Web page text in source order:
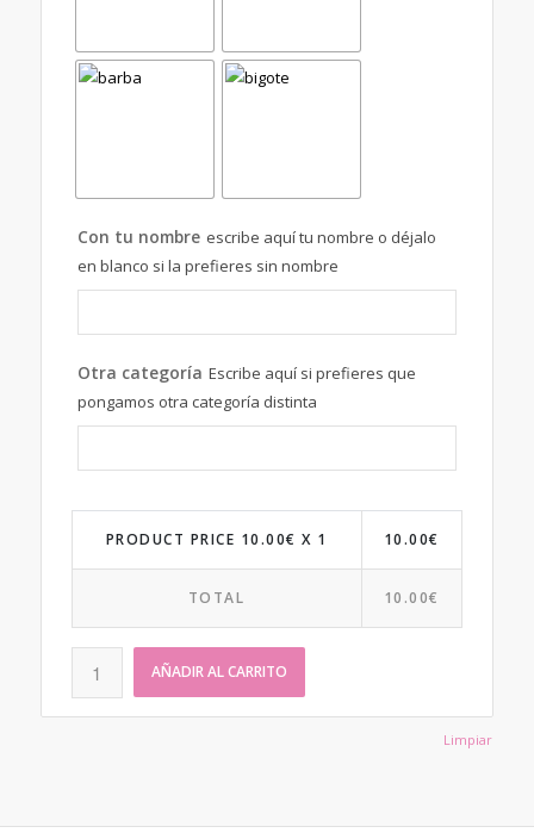
Limpiar
Con tu nombre escribe aquí tu nombre o déjalo
en blanco si la prefieres sin nombre
Otra categoría Escribe aquí si prefieres que
pongamos otra categoría distinta
PRODUCT PRICE 10.00€ X 1 10.00€
TOTAL 10.00€
AÑADIR AL CARRITO